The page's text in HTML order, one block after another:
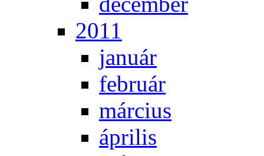
2011
ja­nu­ár
feb­ru­ár
már­ci­us
áp­ri­lis